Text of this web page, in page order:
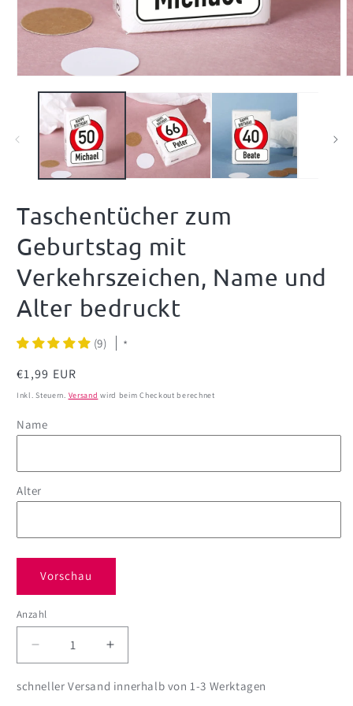
öffnen
Taschentücher zum
Geburtstag mit
Verkehrszeichen, Name und
Alter bedruckt
(9) *
Normaler
Preis
€1,99 EUR
Inkl. Steuern. Versand wird beim Checkout berechnet
Name
Alter
Vorschau
Anzahl
Anzahl
Verringere
die
Menge
Erhöhe
die
Menge
schneller Versand innerhalb von 1-3 Werktagen